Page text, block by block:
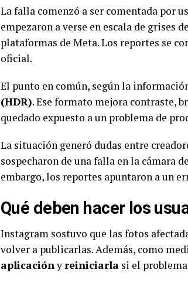
La falla comenzó a ser comentada por
empezaron a verse en escala de grises
plataformas de Meta. Los reportes se
oficial.
El punto en común, según la
(HDR). Ese formato mejora contraste,
quedado expuesto a un problema de
La situación generó dudas entre
sospecharon de una falla en la cámara
embargo, los reportes apuntaron a un
Qué deben hacer los
Instagram sostuvo que las fotos
volver a publicarlas. Además, como
aplicaciónyreiniciarla si el